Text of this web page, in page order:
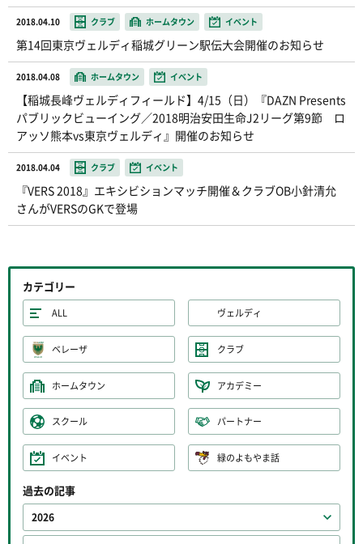
2018.04.10 クラブ ホームタウン イベント
第14回東京ヴェルディ稲城グリーン駅伝大会開催のお知らせ
2018.04.08 ホームタウン イベント
【稲城長峰ヴェルディフィールド】4/15（日）『DAZN Presents
パブリックビューイング／2018明治安田生命J2リーグ第9節 ロ
アッソ熊本vs東京ヴェルディ』開催のお知らせ
2018.04.04 クラブ イベント
『VERS 2018』エキシビションマッチ開催＆クラブOB小針清允
さんがVERSのGKで登場
カテゴリー
ALL ヴェルディ
ベレーザ クラブ
ホームタウン アカデミー
スクール パートナー
イベント 緑のよもやま話
過去の記事
2026